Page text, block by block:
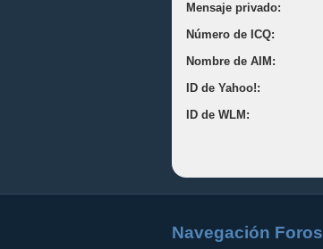
Mensaje privado:
Número de ICQ:
Nombre de AIM:
ID de Yahoo!:
ID de WLM:
Navegación Foros